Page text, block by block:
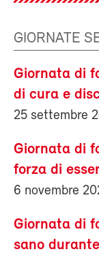
GIORNATE
Giornata di
di cura e
25 settembre
Giornata di
forza di
6 novembre
Giornata di
sano